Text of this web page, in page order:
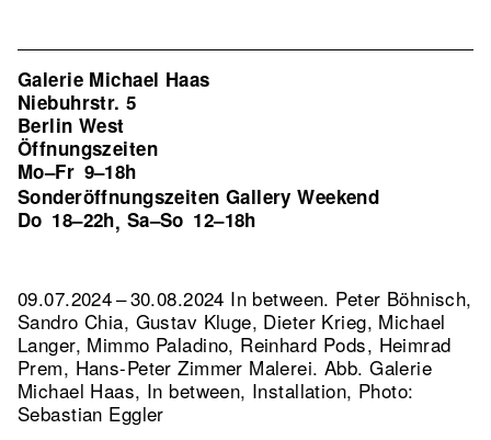
Galerie Michael Haas
Niebuhrstr. 5
Berlin West
Öffnungszeiten
Mo–Fr 9–18h
Sonderöffnungszeiten Gallery Weekend
Do 18–22h, Sa–So 12–18h
09.07.2024 – 30.08.2024 In between. Peter Böhnisch,
Sandro Chia, Gustav Kluge, Dieter Krieg, Michael
Langer, Mimmo Paladino, Reinhard Pods, Heimrad
Prem, Hans-Peter Zimmer Malerei.Abb. Galerie
Michael Haas, In between, Installation, Photo:
Sebastian Eggler